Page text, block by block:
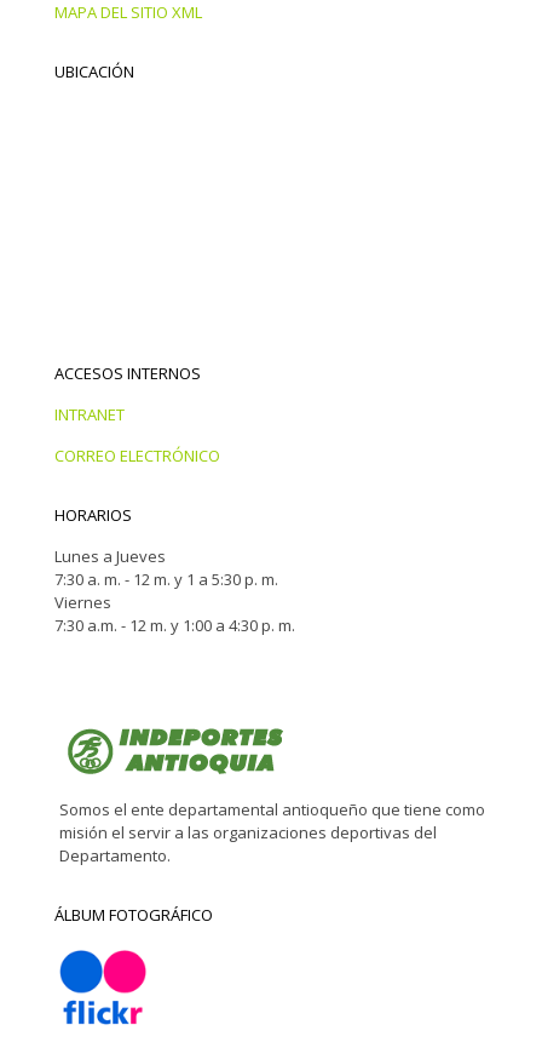
MAPA DEL SITIO XML
UBICACIÓN
ACCESOS INTERNOS
INTRANET
CORREO ELECTRÓNICO
HORARIOS
Lunes a Jueves
7:30 a. m. - 12 m. y 1 a 5:30 p. m.
Viernes
7:30 a.m. - 12 m. y 1:00 a 4:30 p. m.
Somos el ente departamental antioqueño que tiene como
misión el servir a las organizaciones deportivas del
Departamento.
ÁLBUM FOTOGRÁFICO